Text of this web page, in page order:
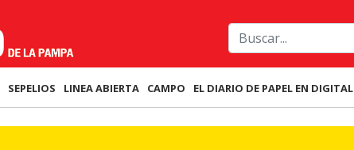
SEPELIOS LINEA ABIERTA CAMPO EL DIARIO DE PAPEL EN DIGITAL